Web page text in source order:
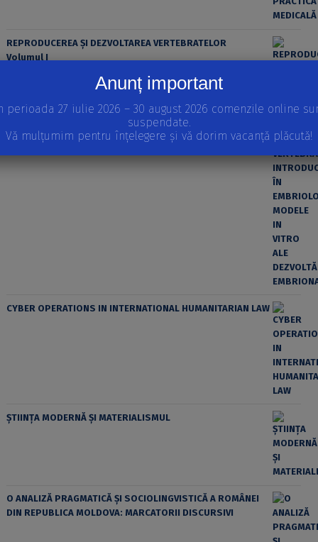
REPRODUCEREA ȘI DEZVOLTAREA VERTEBRATELOR
Volumul I
ÎN EMBRIOLOGIE, MODELE IN VITRO ALE DEZVOLTĂRII
CYBER OPERATIONS IN INTERNATIONAL HUMANITARIAN LAW
ȘTIINȚA MODERNĂ ȘI MATERIALISMUL
O ANALIZĂ PRAGMATICĂ ȘI SOCIOLINGVISTICĂ A ROMÂNEI
DIN REPUBLICA MOLDOVA: MARCATORII DISCURSIVI
Anunț important
perioada 27 iulie 2026 – 30 august 2026 comenzile online
suspendate.
Vă mulțumim pentru înțelegere și vă dorim vacanță plăcută!